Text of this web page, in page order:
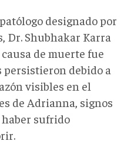
designado por
Dr. Shubhakar Karra
de muerte fue
persistieron debido a
visibles en el
de Adrianna, signos
sufrido